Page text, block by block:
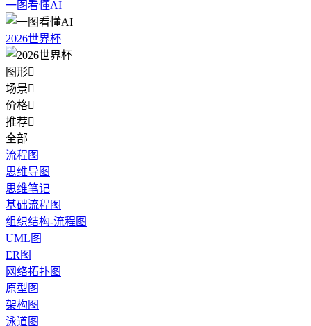
一图看懂AI
2026世界杯
图形
场景
价格
推荐
全部
流程图
思维导图
思维笔记
基础流程图
组织结构-流程图
UML图
ER图
网络拓扑图
原型图
架构图
泳道图